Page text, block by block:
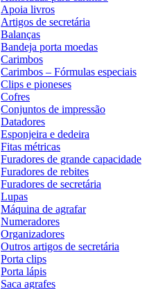
Apoia livros
Artigos de secretária
Balanças
Bandeja porta moedas
Carimbos
Carimbos – Fórmulas especiais
Clips e pioneses
Cofres
Conjuntos de impressão
Datadores
Esponjeira e dedeira
Fitas métricas
Furadores de grande capacidade
Furadores de rebites
Furadores de secretária
Lupas
Máquina de agrafar
Numeradores
Organizadores
Outros artigos de secretária
Porta clips
Porta lápis
Saca agrafes